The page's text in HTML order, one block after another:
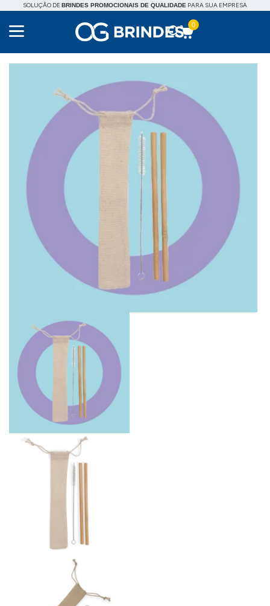
SOLUÇÃO DEBRINDES PROMOCIONAIS DE QUALIDADE PARA SUA EMPRESA
0